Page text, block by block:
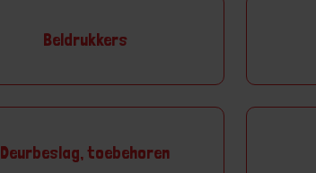
Beldrukkers
Deurbeslag, toebehoren